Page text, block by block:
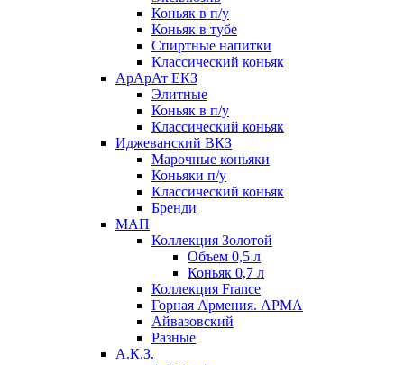
Коньяк в п/у
Коньяк в тубе
Спиртные напитки
Классический коньяк
АрАрАт ЕКЗ
Элитные
Коньяк в п/у
Классический коньяк
Иджеванский ВКЗ
Марочные коньяки
Коньяки п/у
Классический коньяк
Бренди
МАП
Коллекция Золотой
Объем 0,5 л
Коньяк 0,7 л
Коллекция France
Горная Армения. АРМА
Айвазовский
Разные
А.К.З.